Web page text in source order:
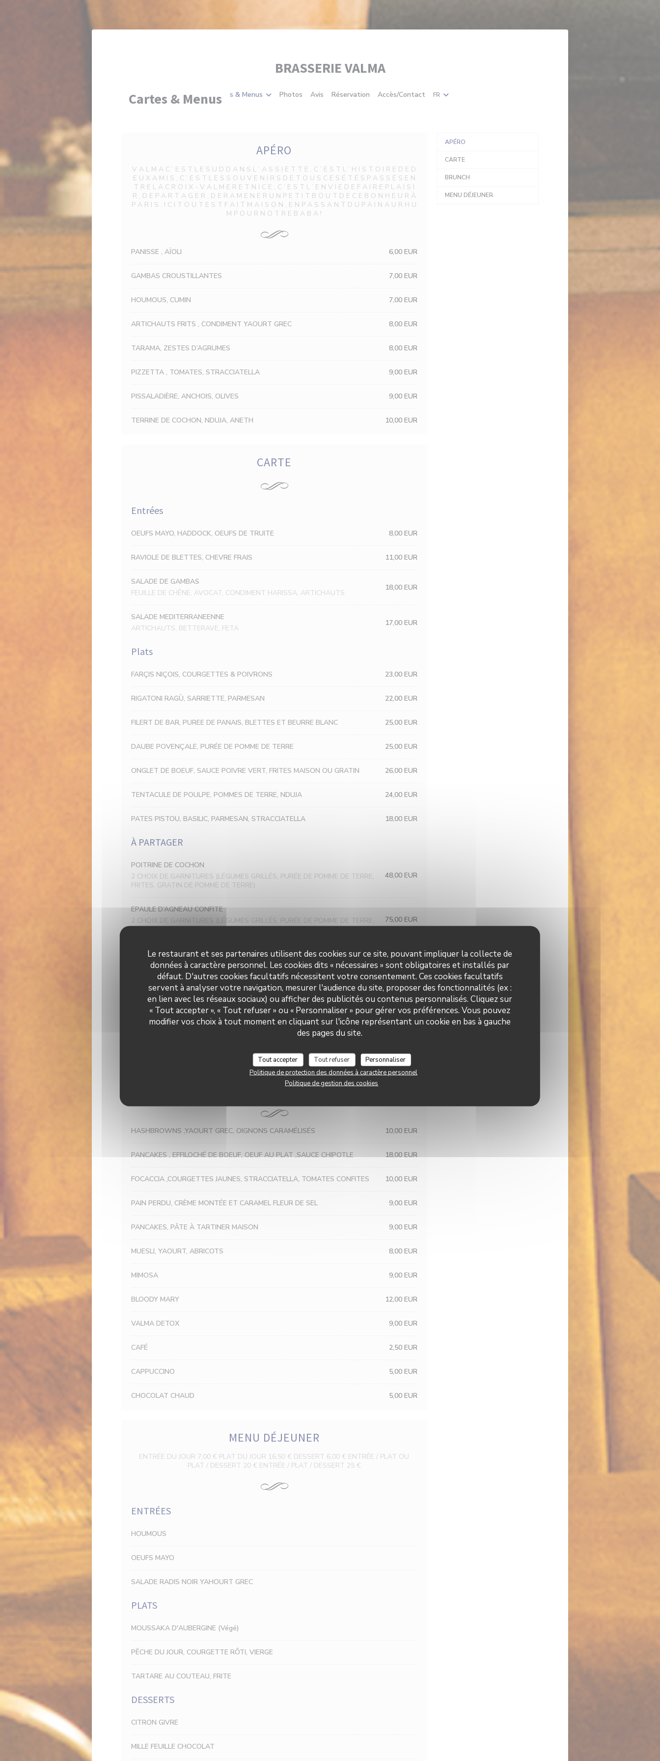
Personnalisation de vos choix en matière de cookies
Le restaurant et ses partenaires utilisent des cookies sur ce site, pouvant impliquer la collecte de
données à caractère personnel. Les cookies dits « nécessaires » sont obligatoires et installés par
défaut. D'autres cookies facultatifs nécessitent votre consentement. Ces cookies facultatifs
servent à analyser votre navigation, mesurer l'audience du site, proposer des fonctionnalités (ex :
en lien avec les réseaux sociaux) ou afficher des publicités ou contenus personnalisés. Cliquez sur
« Tout accepter », « Tout refuser » ou « Personnaliser » pour gérer vos préférences. Vous pouvez
modifier vos choix à tout moment en cliquant sur l'icône représentant un cookie en bas à gauche
des pages du site.
Tout accepter Tout refuser
Personnaliser
Politique de protection des données à caractère personnel
Politique de gestion des cookies
BRASSERIE VALMA
Cartes & Menus Photos Avis Réservation Accès/Contact FR
Cartes & Menus
APÉRO
V A L M A C ’ E S T L E S U D D A N S L ’ A S S I E T T E , C ’ E S T L ’ H I S T O I R E D E D
E U X A M I S , C ’ E S T L E S S O U V E N I R S D E T O U S C E S É T É S P A S S É S E N
T R E L A C R O I X - V A L M E R E T N I C E , C ’ E S T L ’ E N V I E D E F A I R E P L A I S I
R , D E P A R T A G E R , D E R A M E N E R U N P E T I T B O U T D E C E B O N H E U R À
P A R I S . I C I T O U T E S T F A I T M A I S O N , E N P A S S A N T D U P A I N A U R H U
M P O U R N O T R E B A B A !
PANISSE , AÏOLI 6,00 EUR
GAMBAS CROUSTILLANTES 7,00 EUR
HOUMOUS, CUMIN 7,00 EUR
ARTICHAUTS FRITS , CONDIMENT YAOURT GREC 8,00 EUR
TARAMA, ZESTES D’AGRUMES 8,00 EUR
PIZZETTA , TOMATES, STRACCIATELLA 9,00 EUR
PISSALADIÈRE, ANCHOIS, OLIVES 9,00 EUR
TERRINE DE COCHON, NDUJA, ANETH 10,00 EUR
CARTE
Entrées
OEUFS MAYO, HADDOCK, OEUFS DE TRUITE 8,00 EUR
RAVIOLE DE BLETTES, CHEVRE FRAIS 11,00 EUR
SALADE DE GAMBAS
FEUILLE DE CHÊNE, AVOCAT, CONDIMENT HARISSA, ARTICHAUTS
18,00 EUR
SALADE MEDITERRANEENNE
ARTICHAUTS, BETTERAVE, FETA
17,00 EUR
Plats
FARÇIS NIÇOIS, COURGETTES & POIVRONS 23,00 EUR
RIGATONI RAGÙ, SARRIETTE, PARMESAN 22,00 EUR
FILERT DE BAR, PUREE DE PANAIS, BLETTES ET BEURRE BLANC 25,00 EUR
DAUBE POVENÇALE, PURÉE DE POMME DE TERRE 25,00 EUR
ONGLET DE BOEUF, SAUCE POIVRE VERT, FRITES MAISON OU GRATIN 26,00 EUR
TENTACULE DE POULPE, POMMES DE TERRE, NDUJA 24,00 EUR
PATES PISTOU, BASILIC, PARMESAN, STRACCIATELLA 18,00 EUR
À PARTAGER
POITRINE DE COCHON
2 CHOIX DE GARNITURES (LÉGUMES GRILLÉS, PURÉE DE POMME DE TERRE,
FRITES, GRATIN DE POMME DE TERRE)
48,00 EUR
EPAULE D’AGNEAU CONFITE
2 CHOIX DE GARNITURES (LÉGUMES GRILLÉS, PURÉE DE POMME DE TERRE,
FRITES, GRATIN DE POMME DE TERRE)
75,00 EUR
DESSERTS
BABA, RHUM ARRANGÉ MAISON VANILLE, CRÈME MONTÉE 10,00 EUR
CITRON GIVRÉ, MOUSSE FROMAGE BLANC 8,00 EUR
MILLE-FEUILLES , CRÉMEUX CHOCOLAT, PRALINÉ PISTACHE 8,00 EUR
BRUNCH
HASHBROWNS ,YAOURT GREC, OIGNONS CARAMÉLISÉS 10,00 EUR
PANCAKES , EFFILOCHÉ DE BOEUF, OEUF AU PLAT ,SAUCE CHIPOTLE 18,00 EUR
FOCACCIA ,COURGETTES JAUNES, STRACCIATELLA, TOMATES CONFITES 10,00 EUR
PAIN PERDU, CRÈME MONTÉE ET CARAMEL FLEUR DE SEL 9,00 EUR
PANCAKES, PÂTE À TARTINER MAISON 9,00 EUR
MUESLI, YAOURT, ABRICOTS 8,00 EUR
MIMOSA 9,00 EUR
BLOODY MARY 12,00 EUR
VALMA DETOX 9,00 EUR
CAFÉ 2,50 EUR
CAPPUCCINO 5,00 EUR
CHOCOLAT CHAUD 5,00 EUR
MENU DÉJEUNER
ENTRÉE DU JOUR 7,00 € PLAT DU JOUR 16,50 € DESSERT 6,00 € ENTRÉE / PLAT OU
PLAT / DESSERT 20 € ENTRÉE / PLAT / DESSERT 25 €
ENTRÉES
HOUMOUS
OEUFS MAYO
SALADE RADIS NOIR YAHOURT GREC
PLATS
MOUSSAKA D'AUBERGINE (Végé)
PÊCHE DU JOUR, COURGETTE RÔTI, VIERGE
TARTARE AU COUTEAU, FRITE
DESSERTS
CITRON GIVRE
MILLE FEUILLE CHOCOLAT
APÉRO
CARTE
BRUNCH
MENU DÉJEUNER
Brasserie Valma